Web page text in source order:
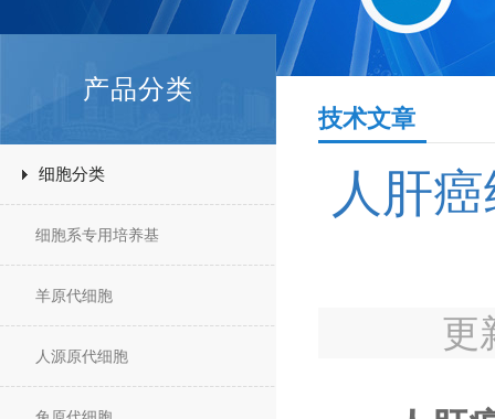
产品分类
细胞分类
细胞系专用培养基
羊原代细胞
人源原代细胞
技术文章
人肝
更